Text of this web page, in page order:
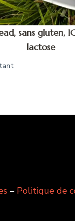
sans gluten,
lactose
– Politique de